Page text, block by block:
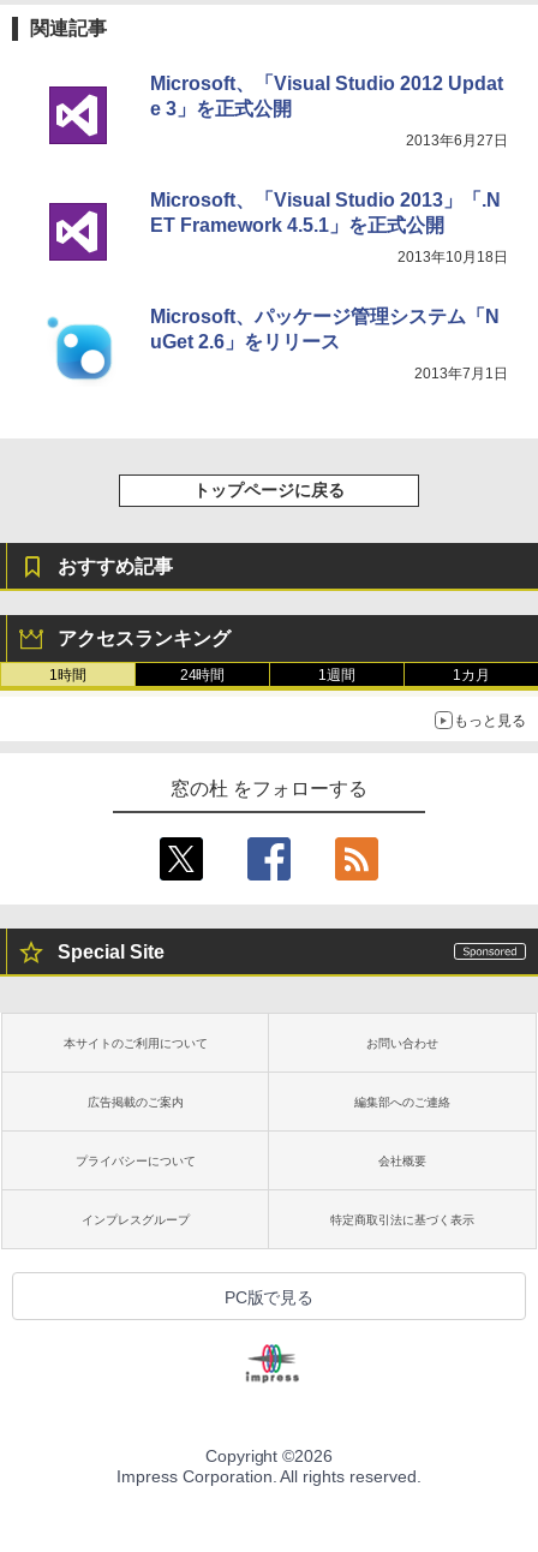
関連記事
Microsoft、「Visual Studio 2012 Updat
e 3」を正式公開
2013年6月27日
Microsoft、「Visual Studio 2013」「.N
ET Framework 4.5.1」を正式公開
2013年10月18日
Microsoft、パッケージ管理システム「N
uGet 2.6」をリリース
2013年7月1日
トップページに戻る
おすすめ記事
アクセスランキング
1時間 24時間 1週間 1カ月
もっと見る
窓の杜 をフォローする
Special Site
本サイトのご利用について お問い合わせ
広告掲載のご案内 編集部へのご連絡
プライバシーについて 会社概要
インプレスグループ 特定商取引法に基づく表示
PC版で見る
Copyright ©2026
Impress Corporation. All rights reserved.